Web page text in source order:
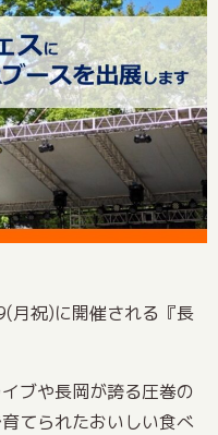
祝)に開催される『長
ブや長岡が誇る圧巻の
てられたおいしい食べ